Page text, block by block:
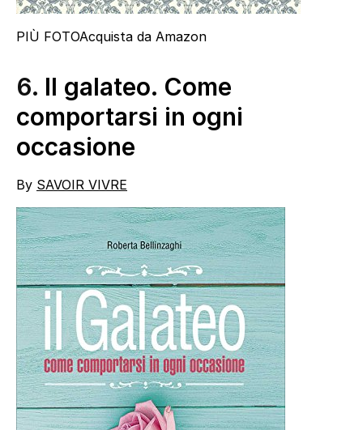
PIÙ FOTOAcquista da Amazon
6. Il galateo. Come
comportarsi in ogni
occasione
By SAVOIR VIVRE